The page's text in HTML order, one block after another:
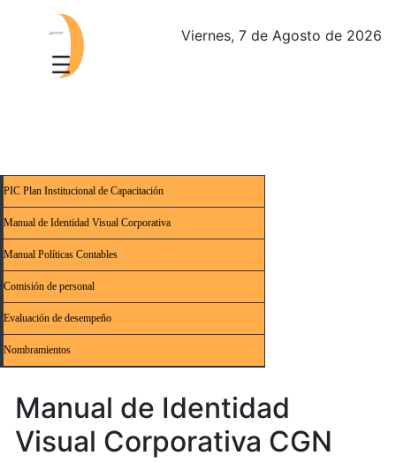
Viernes, 7 de Agosto de 2026
PIC Plan Institucional de Capacitación
Manual de Identidad Visual Corporativa
Manual Políticas Contables
Comisión de personal
Evaluación de desempeño
Nombramientos
Manual de Identidad
Visual Corporativa CGN